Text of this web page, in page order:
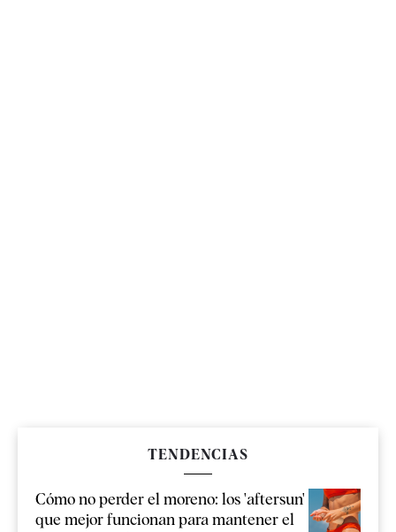
TENDENCIAS
Cómo no perder el moreno: los 'aftersun'
que mejor funcionan para mantener el